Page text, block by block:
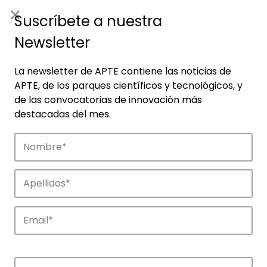
Empresas
Descubre las empresas que impulsan la
innovación en los parques de APTE.
Suscríbete a nuestra
Newsletter
La newsletter de APTE contiene las noticias de
APTE, de los parques científicos y tecnológicos, y
de las convocatorias de innovación más
destacadas del mes.